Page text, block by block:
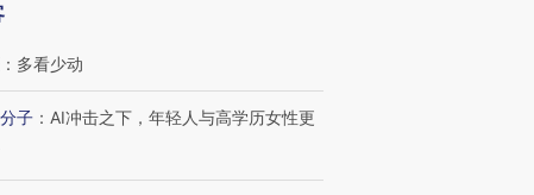
： 多看少动
子 ： AI冲击之下，年轻人与高学历女性更